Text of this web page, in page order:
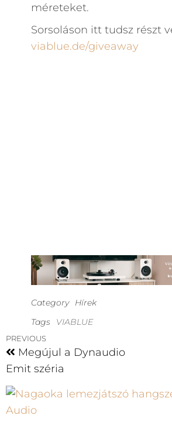
méreteket.
Sorsoláson itt tudsz részt
viablue.de/giveaway
Category
Hírek
Tags
VIABLUE
PREVIOUS
Megújul a Dynaudio
Emit széria